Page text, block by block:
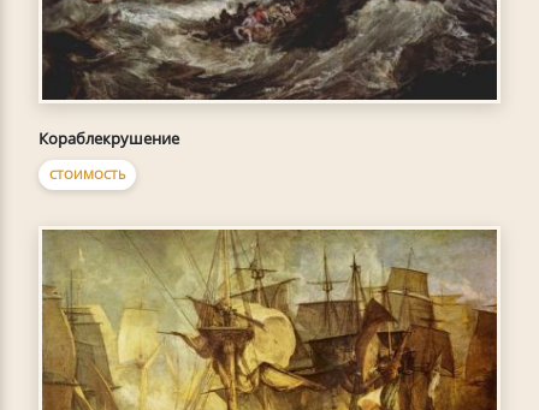
Кораблекрушение
СТОИМОСТЬ